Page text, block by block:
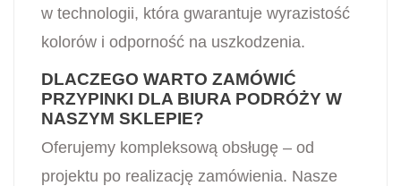
w technologii, która gwarantuje wyrazistość
kolorów i odporność na uszkodzenia.
DLACZEGO WARTO ZAMÓWIĆ
PRZYPINKI DLA BIURA PODRÓŻY W
NASZYM SKLEPIE?
Oferujemy kompleksową obsługę – od
projektu po realizację zamówienia. Nasze